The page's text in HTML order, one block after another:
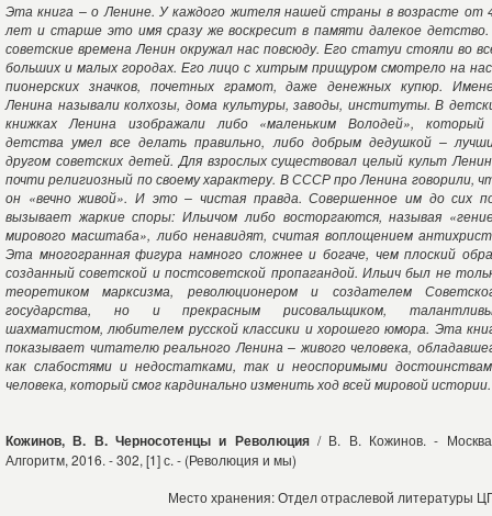
Эта книга – о Ленине. У каждого жителя нашей страны в возрасте от
лет и старше это имя сразу же воскресит в памяти далекое
советские времена Ленин окружал нас повсюду. Его статуи стояли во
больших и малых городах. Его лицо с хитрым прищуром смотрело на
пионерских значков, почетных грамот, даже денежных купюр.
Ленина называли колхозы, дома культуры, заводы, институты. В
книжках Ленина изображали либо «маленьким Володей»,
детства умел все делать правильно, либо добрым дедушкой –
другом советских детей. Для взрослых существовал целый культ
почти религиозный по своему характеру. В СССР про Ленина говорили,
он «вечно живой». И это – чистая правда. Совершенное им до сих
вызывает жаркие споры: Ильичом либо восторгаются, называя
мирового масштаба», либо ненавидят, считая воплощением
Эта многогранная фигура намного сложнее и богаче, чем плоский
созданный советской и постсоветской пропагандой. Ильич был не
теоретиком марксизма, революционером и создателем
государства, но и прекрасным рисовальщиком,
шахматистом, любителем русской классики и хорошего юмора. Эта
показывает читателю реального Ленина – живого человека,
как слабостями и недостатками, так и неоспоримыми
человека, который смог кардинально изменить ход всей мировой истории.
Кожинов, В. В. Черносотенцы и Революция/ В. В. Кожинов. -
Алгоритм, 2016. - 302, [1] с. - (Революция и мы)
Место хранения: Отдел отраслевой литературы